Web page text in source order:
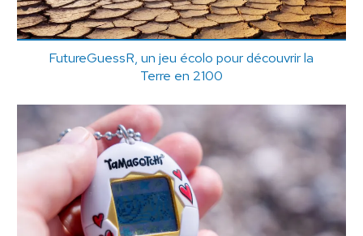
FutureGuessR, un jeu écolo pour découvrir la
Terre en 2100